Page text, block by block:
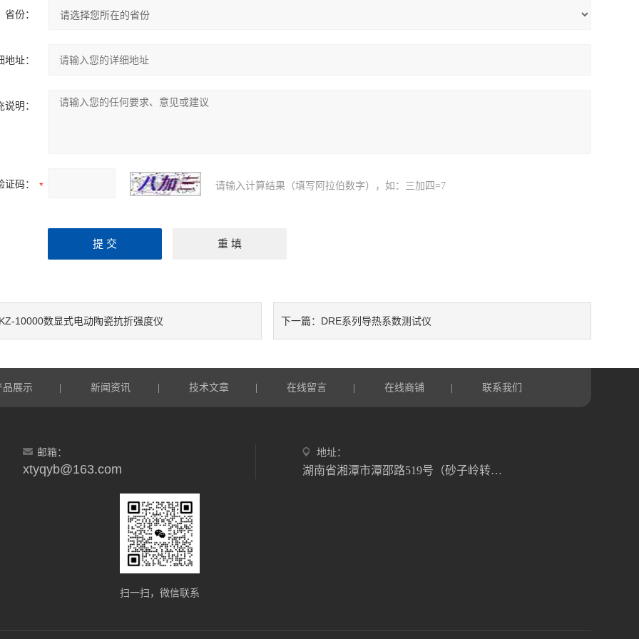
省份：
地址：
说明：
证码： 请输入计算结果（填写阿拉伯数字），如：三加四=7
10000数显式电动陶瓷抗折强度仪 下一篇： DRE系列导热系数测试仪
品展示 新闻资讯 技术文章 在线留言 在线商铺 联系我们
邮箱：
xtyqyb@163.com
地址：
湖南省湘潭市潭邵路519号（砂子岭转盘往湘乡方向1.2公里）
扫一扫，微信联系